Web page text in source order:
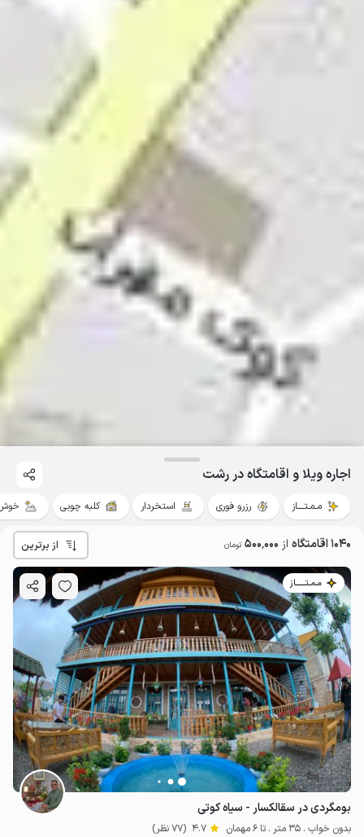
اجاره ویلا و اقامتگاه در رشت
مـمـتــــاز رزرو فوری استخردار کلبه چوبی
1040 اقامتگاه از 500٬000 تومان از برترین
مـمـتــــــاز
بومگردی در سقالکسار - سیاه کوتی
بدون خواب . 35 متر . تا 6 مهمان 4.7 (77 نظر)